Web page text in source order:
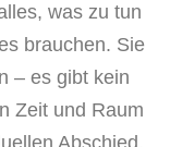
was zu tun
brauchen. Sie
– es gibt kein
Zeit und Raum
Abschied.